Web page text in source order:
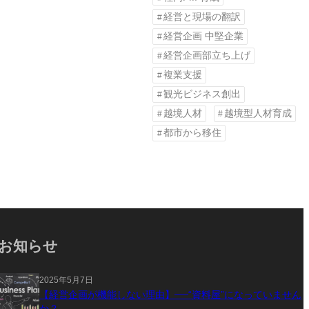
経営と現場の翻訳
経営企画 中堅企業
経営企画部立ち上げ
複業支援
観光ビジネス創出
越境人材
越境型人材育成
都市から移住
知らせ
2025年5月7日
【経営企画が機能しない理由】──“資料屋”になっていません